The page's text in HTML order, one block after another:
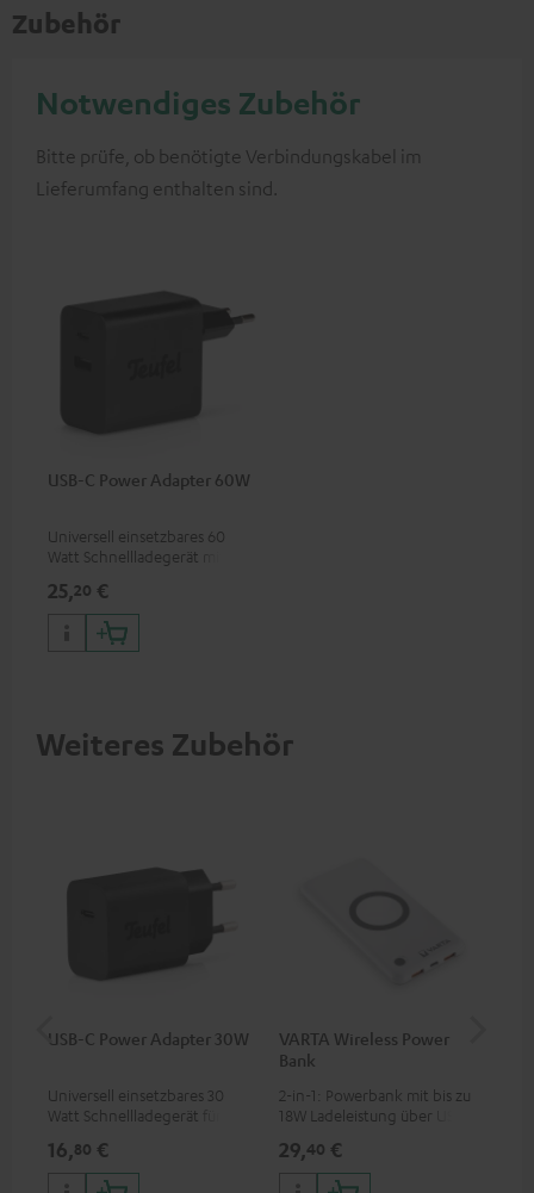
Zubehör
Notwendiges Zubehör
Bitte prüfe, ob benötigte Verbindungskabel im
Lieferumfang enthalten sind.
USB-C Power Adapter 60W
Universell einsetzbares 60
Watt Schnellladegerät mit
60 Watt / USB-A 7,5 Watt) für
Kopfhörer & Portables sowie
Laptops und weitere Geräte
mit bis zu 60 Watt
25,20 €
Weiteres Zubehör
USB-C Power Adapter 30W
Universell einsetzbares 30
Watt Schnellladegerät für
Apple iPhones, Android
Smartphones, Tablets und
16,80 €
VARTA Wireless Power
Bank
2-in-1: Powerbank mit bis zu
18W Ladeleistung über USB
bis zu 10W Ladestrom
29,40 €